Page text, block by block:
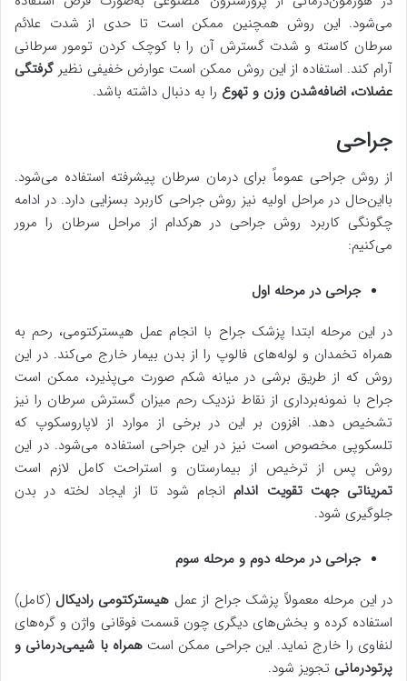
می‌شود. این روش همچنین ممکن است تا حدی از شدت علائم
سرطان کاسته و شدت گسترش آن را با کوچک کردن تومور سرطانی
آرام کند. استفاده از این روش ممکن است عوارض خفیفی نظیر گرفتگی
عضلات، اضافه‌شدن وزن و تهوع را به دنبال داشته باشد.
جراحی
از روش جراحی عموماً برای درمان سرطان پیشرفته استفاده می‌شود.
بااین‌حال در مراحل اولیه نیز روش جراحی کاربرد بسزایی دارد. در ادامه
چگونگی کاربرد روش جراحی در هرکدام از مراحل سرطان را مرور
می‌کنیم:
جراحی در مرحله اول
در این مرحله ابتدا پزشک جراح با انجام عمل هیسترکتومی، رحم به
همراه تخمدان و لوله‌های فالوپ را از بدن بیمار خارج می‌کند. در این
روش که از طریق برشی در میانه شکم صورت می‌پذیرد، ممکن است
جراح با نمونه‌برداری از نقاط نزدیک رحم میزان گسترش سرطان را نیز
تشخیص دهد. افزون بر این در برخی از موارد از لاپاروسکوپ که
تلسکوپی مخصوص است نیز در این جراحی استفاده می‌شود. در این
روش پس از ترخیص از بیمارستان و استراحت کامل لازم است
تمریناتی جهت تقویت اندامانجام شود تا از ایجاد لخته در بدن
جلوگیری شود.
جراحی در مرحله دوم و مرحله سوم
در این مرحله معمولاً پزشک جراح از عمل هیسترکتومی رادیکال (کامل)
استفاده کرده و بخش‌های دیگری چون قسمت فوقانی واژن و گره‌های
لنفاوی را خارج نماید. این جراحی ممکن است همراه با شیمی‌درمانی و
پرتودرمانی تجویز شود.